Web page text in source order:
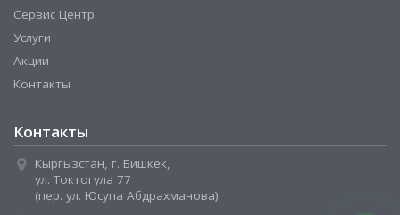
Сервис Центр
Услуги
Акции
Контакты
Контакты
Кыргызстан, г. Бишкек,
ул. Токтогула 77
(пер. ул. Юсупа Абдрахманова)